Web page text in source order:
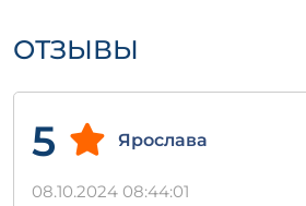
ОТЗЫВЫ
5 Ярослава
08.10.2024 08:44:01